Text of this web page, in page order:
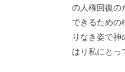
の人権回復の
できるための
りなき姿で
はり私にとっ